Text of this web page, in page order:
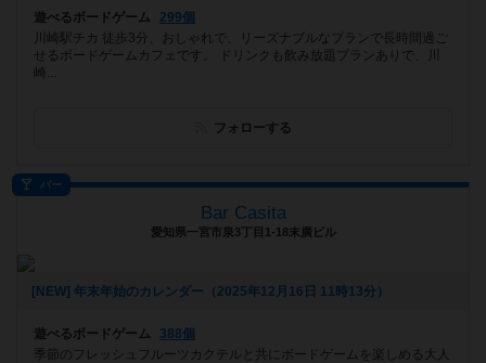
遊べるボードゲーム
299個
川崎駅チカ 徒歩3分、おしゃれで、リーズナブルなプランで長時間過ご
せるボードゲームカフェです。 ドリンクも飲み放題プランありで、川
崎...
フォローする
バー
Bar Casita
愛知県一宮市泉3丁目1-18末廣ビル
[NEW] 年末年始のカレンダー（2025年12月16日 11時13分）
遊べるボードゲーム
388個
季節のフレッシュフルーツカクテルと共にボードゲームを楽しめる大人